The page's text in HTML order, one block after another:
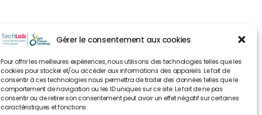
Gérer le consentement aux cookies
Pour offrir les meilleures expériences, nous utilisons des technologies telles que les
cookies pour stocker et/ou accéder aux informations des appareils. Le fait de
consentir à ces technologies nous permettra de traiter des données telles que le
comportement de navigation ou les ID uniques sur ce site. Le fait de ne pas
consentir ou de retirer son consentement peut avoir un effet négatif sur certaines
caractéristiques et fonctions.